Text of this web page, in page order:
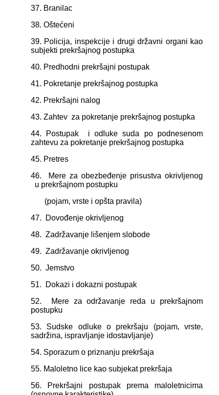
37. Branilac
38. Oštećeni
39. Policija, inspekcije i drugi državni organi kao
subjekti prekršajnog postupka
40. Predhodni prekršajni postupak
41. Pokretanje prekršajnog postupka
42. Prekršajni nalog
43. Zahtev za pokretanje prekršajnog postupka
44. Postupak i odluke suda po podnesenom
zahtevu za pokretanje prekršajnog postupka
45. Pretres
46.
Mere za obezbeđenje prisustva okrivlјenog
u prekršajnom postupku
(pojam, vrste i opšta pravila)
47. Dovođenje okrivlјenog
48. Zadržavanje lišenjem slobode
49. Zadržavanje okrivlјenog
50. Jemstvo
51.
Dokazi i dokazni postupak
52. Mere za održavanje reda u prekršajnom
postupku
53. Sudske odluke o prekršaju (pojam, vrste,
sadržina, ispravlјanje idostavlјanje)
54. Sporazum o priznanju prekršaja
55. Maloletno lice kao subjekat prekršaja
56. Prekršajni postupak prema maloletnicima